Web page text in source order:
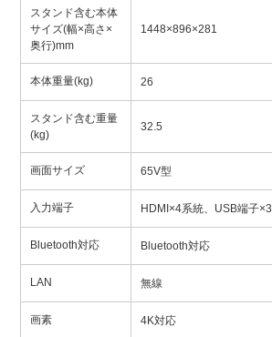
スタンド含む本体
サイズ(幅×高さ×
奥行)mm
1448×896×281
本体重量(kg) 26
スタンド含む重量
(kg)
32.5
画面サイズ 65V型
入力端子 HDMI×4系統、USB端子×3
Bluetooth対応 Bluetooth対応
LAN 無線
画素 4K対応